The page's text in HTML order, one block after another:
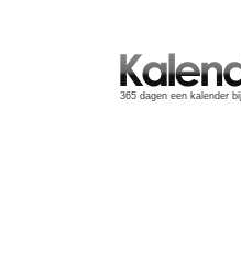
365 dagen een kalender